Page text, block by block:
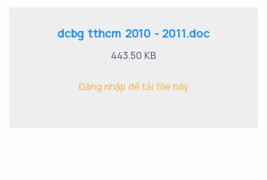
dcbg tthcm 2010 - 2011.doc
443.50 KB
Đăng nhập để tải file này